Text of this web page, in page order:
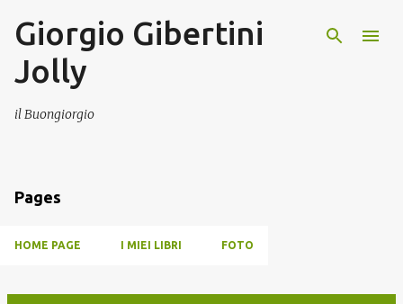
Passa ai contenuti principali
Giorgio Gibertini
Jolly
il Buongiorgio
Pages
HOME PAGE I MIEI LIBRI FOTO